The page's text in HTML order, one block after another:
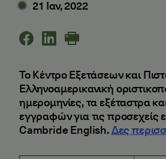
21 Ιαν, 2022
Το Κέντρο Εξετάσεων και
Ελληνοαμερικανική
ημερομηνίες, τα εξέταστρα
εγγραφών για τις προσεχείς
Cambride English.Δες